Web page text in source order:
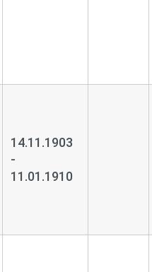
14.11.1903
-
11.01.1910